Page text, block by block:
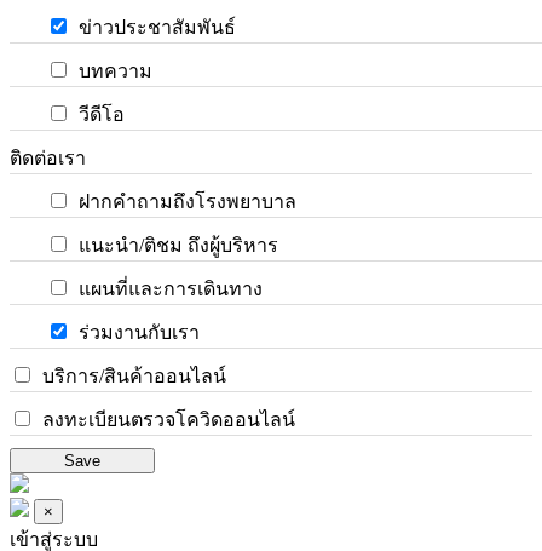
ข่าวประชาสัมพันธ์
บทความ
วีดีโอ
ติดต่อเรา
ฝากคำถามถึงโรงพยาบาล
แนะนำ/ติชม ถึงผู้บริหาร
แผนที่และการเดินทาง
ร่วมงานกับเรา
บริการ/สินค้าออนไลน์
ลงทะเบียนตรวจโควิดออนไลน์
Save
×
เข้าสู่ระบบ